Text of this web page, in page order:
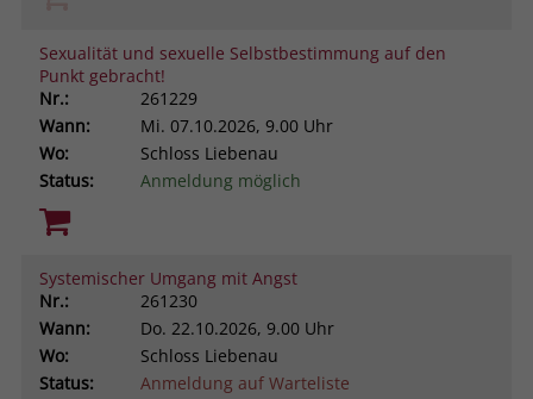
Sexualität und sexuelle Selbstbestimmung auf den
Punkt gebracht!
Nr.:
261229
Wann:
Mi. 07.10.2026, 9.00 Uhr
Wo:
Schloss Liebenau
Status:
Anmeldung möglich
Systemischer Umgang mit Angst
Nr.:
261230
Wann:
Do. 22.10.2026, 9.00 Uhr
Wo:
Schloss Liebenau
Status:
Anmeldung auf Warteliste